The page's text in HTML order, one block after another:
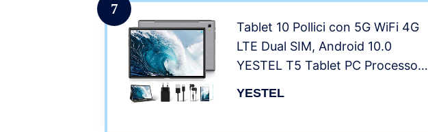
7
Tablet 10 Pollici con 5G WiFi 4G
LTE Dual SIM, Android 10.0
YESTEL T5 Tablet PC Processore
YESTEL